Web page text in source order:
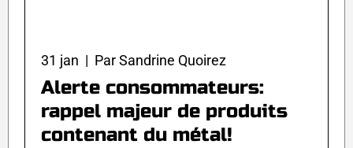
31 jan | Par Sandrine Quoirez
Alerte consommateurs:
rappel majeur de produits
contenant du métal!